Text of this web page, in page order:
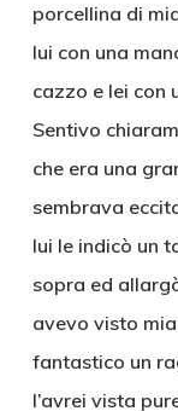
porcellina di
lui con una
cazzo e lei con
Sentivo
che era una
sembrava
lui le indicò un
sopra ed
avevo visto
fantastico un
l’avrei vista